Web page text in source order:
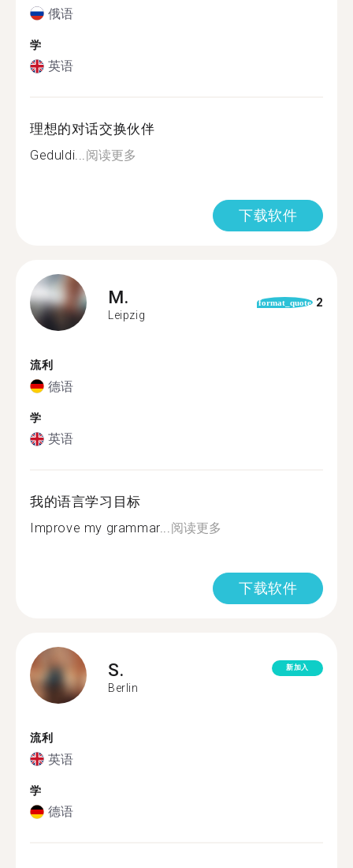
俄语
学
英语
理想的对话交换伙伴
Geduldi...阅读更多
下载软件
M.
Leipzig
format_quote 2
流利
德语
学
英语
我的语言学习目标
Improve my grammar...阅读更多
下载软件
S.
Berlin
新加入
流利
英语
学
德语